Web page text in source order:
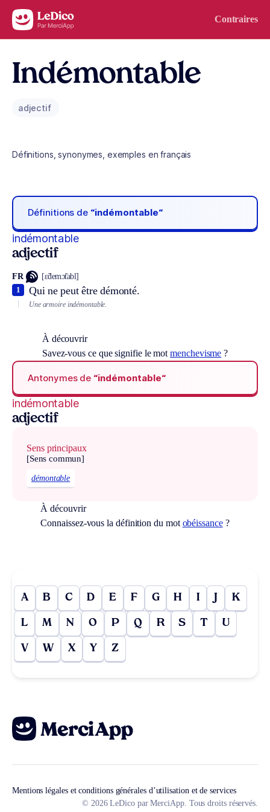
Aller au contenu Contraires
Indémontable
adjectif
Définitions, synonymes, exemples en français
Définitions de “indémontable“
indémontable
adjectif
FR [ɛ̃demɔ̃tabl]
Qui ne peut être démonté.
1
Une armoire indémontable.
À découvrir
Savez-vous ce que signifie le motmenchevisme ?
Antonymes de “indémontable“
indémontable
adjectif
Sens principaux
[Sens commun]
démontable
À découvrir
Connaissez-vous la définition du mot obéissance?
A B C D E F G H I J K
L M N O P Q R S T U
V W X Y Z
Mentions légales et conditions générales d’utilisation et de services
© 2026 LeDico par MerciApp. Tous droits réservés.